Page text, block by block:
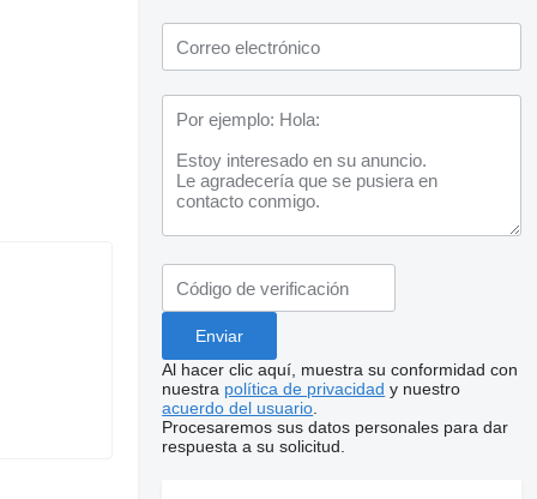
Al hacer clic aquí, muestra su conformidad con
nuestra política de privacidad y nuestro
acuerdo del usuario
Procesaremos sus datos personales para dar
respuesta a su solicitud.